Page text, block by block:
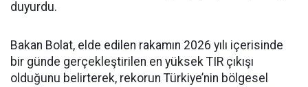
duyurdu.
Bakan Bolat, elde edilen rakamın 2026 yılı içerisinde
bir günde gerçekleştirilen en yüksek TIR çıkışı
olduğunu belirterek, rekorun Türkiye’nin bölgesel